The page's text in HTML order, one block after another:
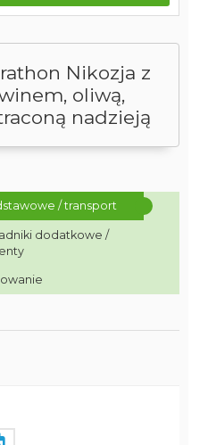
Nikozja z
oliwą,
nadzieją
/ transport
dodatkowe /